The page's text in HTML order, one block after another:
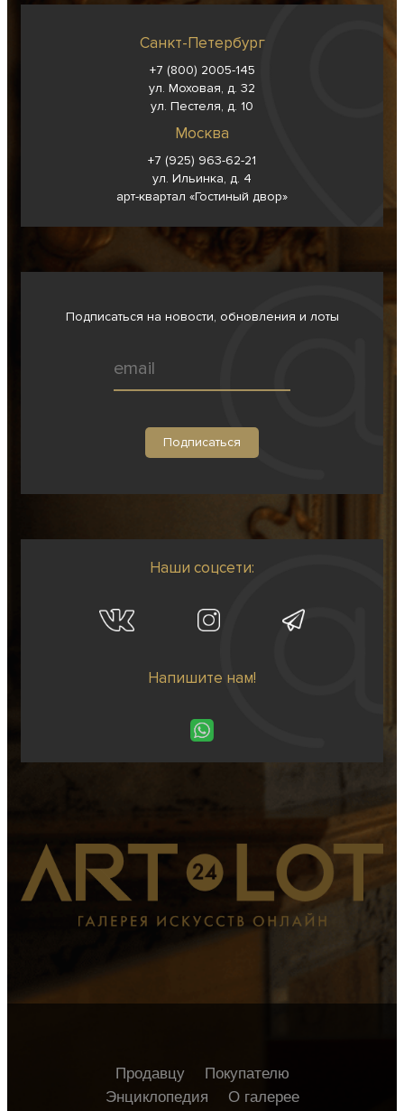
Санкт-Петербург
+7 (800) 2005-145
ул. Моховая, д. 32
ул. Пестеля, д. 10
Москва
+7 (925) 963-62-21
ул. Ильинка, д. 4
арт-квартал «Гостиный двор»
Подписаться на новости, обновления и лоты
Наши соцсети:
Напишите нам!
Продавцу
Покупателю
Энциклопедия
О галерее